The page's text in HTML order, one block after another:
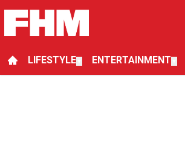
LIFESTYLE ENTERTAINMENT